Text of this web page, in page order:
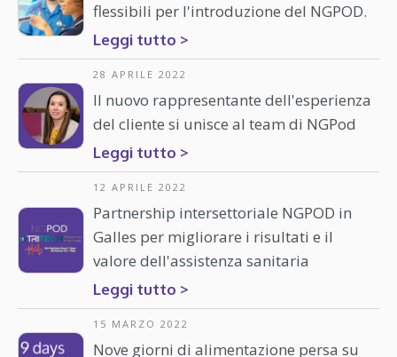
flessibili per l'introduzione del NGPOD.
Leggi tutto >
28 APRILE 2022
Il nuovo rappresentante dell'esperienza
del cliente si unisce al team di NGPod
Leggi tutto >
12 APRILE 2022
Partnership intersettoriale NGPOD in
Galles per migliorare i risultati e il
valore dell'assistenza sanitaria
Leggi tutto >
15 MARZO 2022
Nove giorni di alimentazione persa su